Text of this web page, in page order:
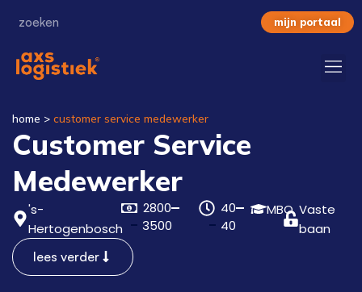
mijn portaal
home > customer service medewerker
Customer Service
Medewerker
's-
Hertogenbosch
2800
3500
40
40
MBO Vaste
baan
lees verder